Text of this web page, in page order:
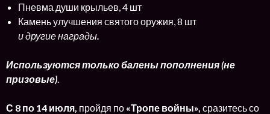
Пневма души крыльев, 4 шт
Камень улучшения святого оружия, 8 шт
и другие награды.
Используются только балены пополнения (не
призовые)
С 8 по 14 июля, пройдя по «Тропе войны», сразитесь со